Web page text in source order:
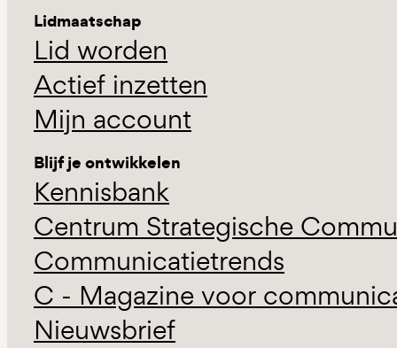
Lidmaatschap
Lid worden
Actief inzetten
Mijn account
Blijf je ontwikkelen
Kennisbank
Centrum Strategische
Communicatietrends
C - Magazine voor
Nieuwsbrief